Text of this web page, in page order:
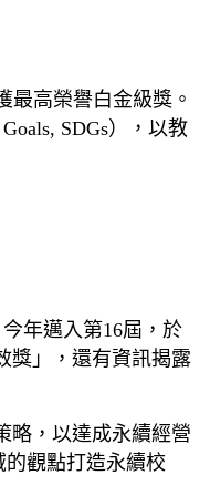
最高榮譽白金級獎。
SDGs），以教
年邁入第16屆，於
獎」，還有資訊揭露
略，以達成永續經營
觀點打造永續校